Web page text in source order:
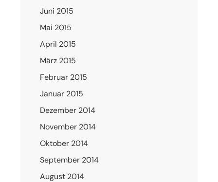
Juni 2015
Mai 2015
April 2015
März 2015
Februar 2015
Januar 2015
Dezember 2014
November 2014
Oktober 2014
September 2014
August 2014